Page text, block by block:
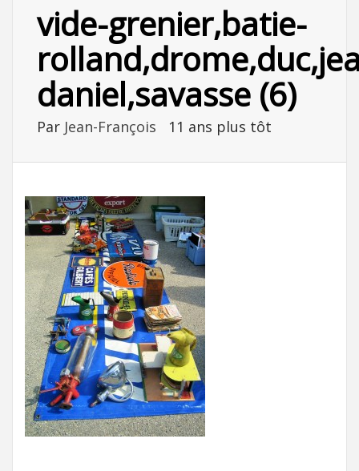
vide-grenier,batie-
daniel,savasse (6)
Par Jean-François 11 ans plus tôt